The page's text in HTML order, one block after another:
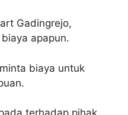
Gadingrejo,
apapun.
biaya untuk
terhadap pihak